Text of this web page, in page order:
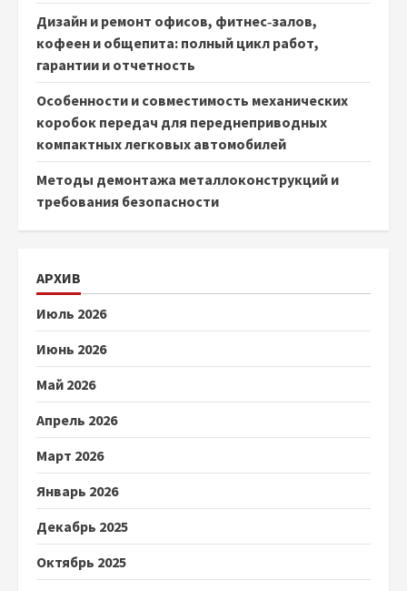
Дизайн и ремонт офисов, фитнес‑залов,
кофеен и общепита: полный цикл работ,
гарантии и отчетность
Особенности и совместимость механических
коробок передач для переднеприводных
компактных легковых автомобилей
Методы демонтажа металлоконструкций и
требования безопасности
АРХИВ
Июль 2026
Июнь 2026
Май 2026
Апрель 2026
Март 2026
Январь 2026
Декабрь 2025
Октябрь 2025